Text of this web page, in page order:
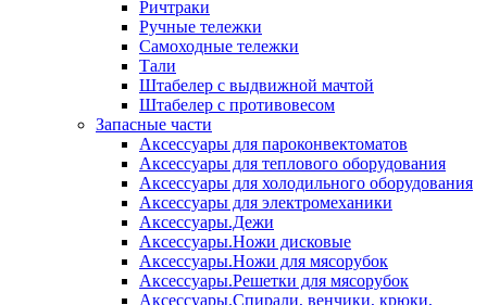
Ричтраки
Ручные тележки
Самоходные тележки
Тали
Штабелер с выдвижной мачтой
Штабелер с противовесом
Запасные части
Аксессуары для пароконвектоматов
Аксессуары для теплового оборудования
Аксессуары для холодильного оборудования
Аксессуары для электромеханики
Аксессуары.Дежи
Аксессуары.Ножи дисковые
Аксессуары.Ножи для мясорубок
Аксессуары.Решетки для мясорубок
Аксессуары.Спирали, венчики, крюки,